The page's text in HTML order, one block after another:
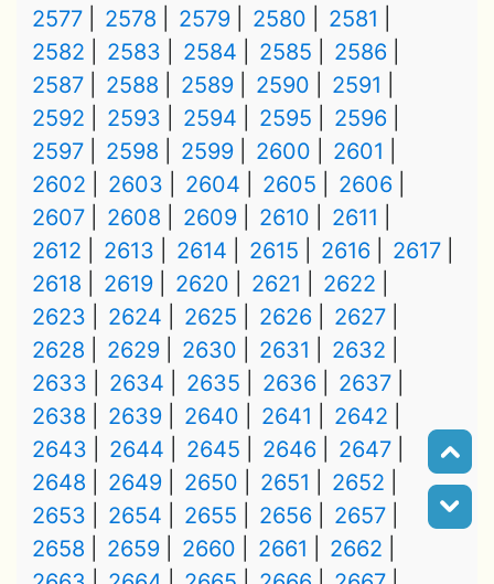
2577
2578 2579 2580
2581
2582
2583 2584 2585
2586
2587
2588 2589 2590
2591
2592
2593 2594 2595
2596
2597
2598 2599 2600
2601
2602
2603 2604 2605
2606
2607
2608 2609 2610
2611
2612
2613 2614 2615 2616
2617
2618
2619 2620 2621
2622
2623
2624 2625 2626
2627
2628
2629 2630 2631
2632
2633
2634 2635 2636
2637
2638
2639 2640 2641
2642
2643
2644 2645 2646
2647
2648
2649 2650 2651
2652
2653
2654 2655 2656
2657
2658
2659 2660 2661
2662